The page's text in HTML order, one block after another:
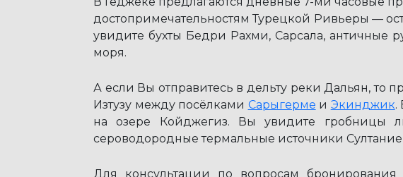
достопримечательностям Турецкой Ривьеры —
увидите бухты Бедри Рахми, Сарсала, античные
моря.
А если Вы отправитесь в дельту реки Дальян, то
Изтузу между посёлками Сарыгерме и Экинджик.
на озере Койджегиз. Вы увидите гробницы
сероводородные термальные источники Султание
Для консультации по вопросам